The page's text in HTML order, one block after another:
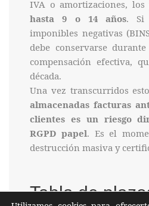
IVA o amortizaciones, los
hasta 9 o 14 años. Si
imponibles negativas
debe conservarse
compensación efectiva,
década.
Una vez transcurridos
almacenadas facturas
clientes es un riesgo
RGPD papel. Es el
destrucción masiva y
Tabla de